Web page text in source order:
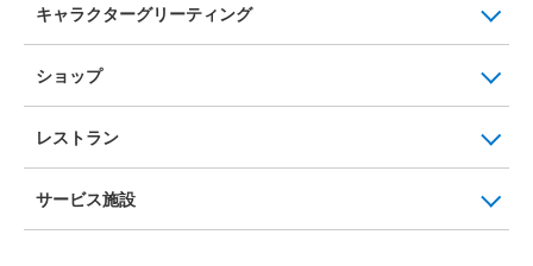
キャラクターグリーティング
ショップ
レストラン
サービス施設